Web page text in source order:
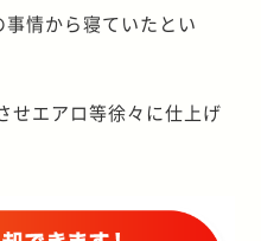
情から寝ていたとい
せエアロ等徐々に仕上げ